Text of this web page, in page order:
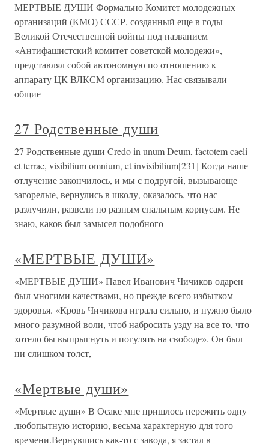
МЕРТВЫЕ ДУШИ Формально Комитет молодежных
организаций (КМО) СССР, созданный еще в годы
Великой Отечественной войны под названием
«Антифашистский комитет советской молодежи»,
представлял собой автономную по отношению к
аппарату ЦК ВЛКСМ организацию. Нас связывали
общие
27 Родственные души
27 Родственные души Credo in unum Deum, factotem caeli
et terrae, visibilium omnium, et invisibilium[231] Когда наше
отлучение закончилось, и мы с подругой, вызывающе
загорелые, вернулись в школу, оказалось, что нас
разлучили, развели по разным спальным корпусам. Не
знаю, каков был замысел подобного
«МЕРТВЫЕ ДУШИ»
«МЕРТВЫЕ ДУШИ» Павел Иванович Чичиков одарен
был многими качествами, но прежде всего избытком
здоровья. «Кровь Чичикова играла сильно, и нужно было
много разумной воли, чтоб набросить узду на все то, что
хотело бы выпрыгнуть и погулять на свободе». Он был
ни слишком толст,
«Мертвые души»
«Мертвые души» В Осаке мне пришлось пережить одну
любопытную историю, весьма характерную для того
времени.Вернувшись как-то с завода, я застал в